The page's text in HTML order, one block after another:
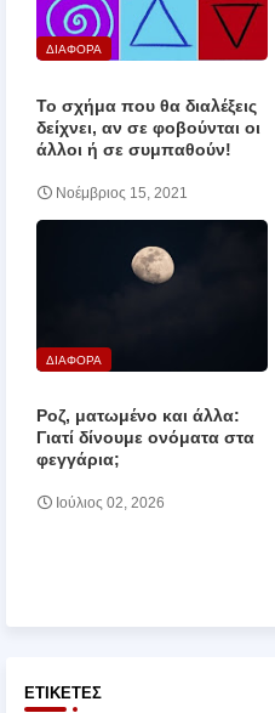
ΔΙΑΦΟΡΑ
Το σχήμα που θα διαλέξεις
δείχνει, αν σε φοβούνται οι
άλλοι ή σε συμπαθούν!
Νοέμβριος 15, 2021
ΔΙΑΦΟΡΑ
Ροζ, ματωμένο και άλλα:
Γιατί δίνουμε ονόματα στα
φεγγάρια;
Ιούλιος 02, 2026
ΕΤΙΚΈΤΕΣ